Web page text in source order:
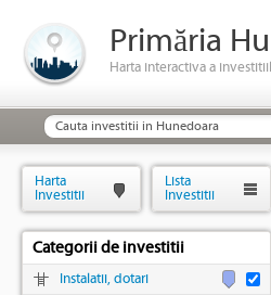
Primăria
Harta interactiva a
Harta
Investitii
Lista
Investitii
Categorii de investitii
Instalatii, dotari